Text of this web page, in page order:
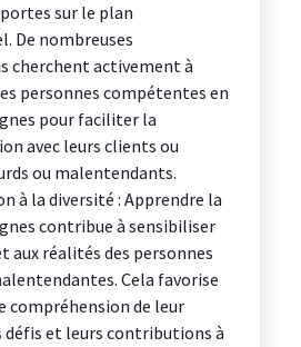
sur le plan
De nombreuses
cherchent activement à
personnes compétentes en
pour faciliter la
avec leurs clients ou
ou malentendants.
à la diversité : Apprendre la
contribue à sensibiliser
aux réalités des personnes
Cela favorise
compréhension de leur
défis et leurs contributions à